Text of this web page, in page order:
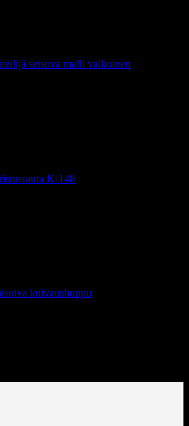
seisova malli valkoinen
K-148
kuivaushuppu